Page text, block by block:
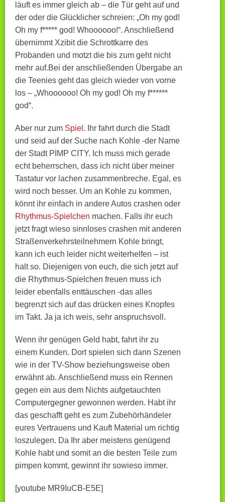
läuft es immer gleich ab – die Tür geht auf und
der oder die Glücklicher schreien: „Oh my god!
Oh my f***** god! Whoooooo!“. Anschließend
übernimmt Xzibit die Schrottkarre des
Probanden und motzt die bis zum geht nicht
mehr auf.Bei der anschließenden Übergabe an
die Teenies geht das gleich wieder von vorne
los – „Whoooooo! Oh my god! Oh my f******
god“.
Aber nur zum Spiel . Ihr fahrt durch die Stadt
und seid auf der Suche nach Kohle -der Name
der Stadt PIMP CITY. Ich muss mich gerade
echt beherrschen, dass ich nicht über meiner
Tastatur vor lachen zusammenbreche. Egal, es
wird noch besser. Um an Kohle zu kommen,
könnt ihr einfach in andere Autos crashen oder
Rhythmus-Spielchen machen. Falls ihr euch
jetzt fragt wieso sinnloses crashen mit anderen
Straßenverkehrsteilnehmern Kohle bringt,
kann ich euch leider nicht weiterhelfen – ist
halt so. Diejenigen von euch, die sich jetzt auf
die Rhythmus-Spielchen freuen muss ich
leider ebenfalls enttäuschen -das alles
begrenzt sich auf das drücken eines Knopfes
im Takt. Ja ja ich weis, sehr anspruchsvoll.
Wenn ihr genügen Geld habt, fahrt ihr zu
einem Kunden. Dort spielen sich dann Szenen
wie in der TV-Show beziehungsweise oben
erwähnt ab. Anschließend muss ein Rennen
gegen ein aus dem Nichts aufgetauchten
Computergegner gewonnen werden. Habt ihr
das geschafft geht es zum Zubehörhändeler
eures Vertrauens und Kauft Material um richtig
loszulegen. Da Ihr aber meistens genügend
Kohle habt und somit an die besten Teile zum
pimpen kommt, gewinnt ihr sowieso immer.
[youtube MR9IuCB-E5E]